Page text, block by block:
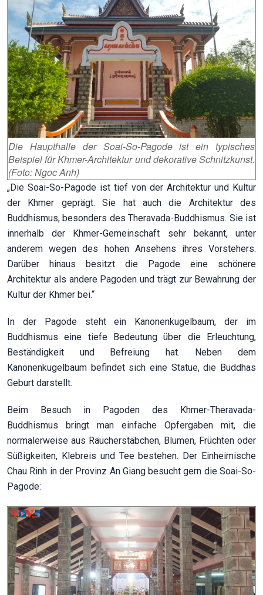
Die Haupthalle der Soai-So-Pagode ist ein typisches
Beispiel für Khmer-Architektur und dekorative Schnitzkunst.
(Foto: Ngoc Anh)
„Die Soai-So-Pagode ist tief von der Architektur und Kultur
der Khmer geprägt. Sie hat auch die Architektur des
Buddhismus, besonders des Theravada-Buddhismus. Sie ist
innerhalb der Khmer-Gemeinschaft sehr bekannt, unter
anderem wegen des hohen Ansehens ihres Vorstehers.
Darüber hinaus besitzt die Pagode eine schönere
Architektur als andere Pagoden und trägt zur Bewahrung der
Kultur der Khmer bei.“
In der Pagode steht ein Kanonenkugelbaum, der im
Buddhismus eine tiefe Bedeutung über die Erleuchtung,
Beständigkeit und Befreiung hat. Neben dem
Kanonenkugelbaum befindet sich eine Statue, die Buddhas
Geburt darstellt.
Beim Besuch in Pagoden des Khmer-Theravada-
Buddhismus bringt man einfache Opfergaben mit, die
normalerweise aus Räucherstäbchen, Blumen, Früchten oder
Süßigkeiten, Klebreis und Tee bestehen. Der Einheimische
Chau Rinh in der Provinz An Giang besucht gern die Soai-So-
Pagode: